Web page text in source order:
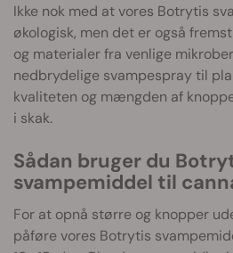
Ikke nok med at vores Botrytis
økologisk, men det er også
og materialer fra venlige
nedbrydelige svampespray til
kvaliteten og mængden af
i skak.
Sådan bruger du
svampemiddel til
For at opnå større og knopper
påføre vores Botrytis